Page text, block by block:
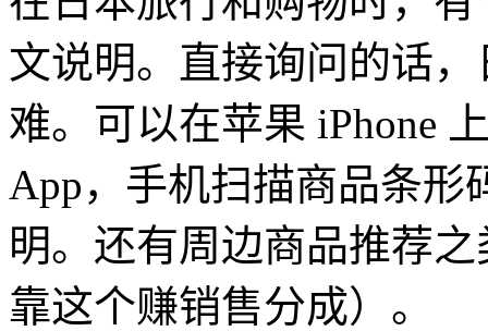
文说明。直接询问的话
难。可以在苹果 iPhone
App，手机扫描商品条形
明。还有周边商品推荐
靠这个赚销售分成）。